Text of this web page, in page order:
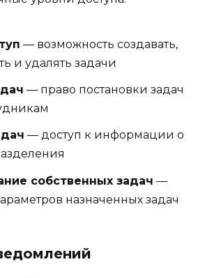
— возможность создавать,
и удалять задачи
— право постановки задач
— доступ к информации о
собственных задач —
назначенных задач